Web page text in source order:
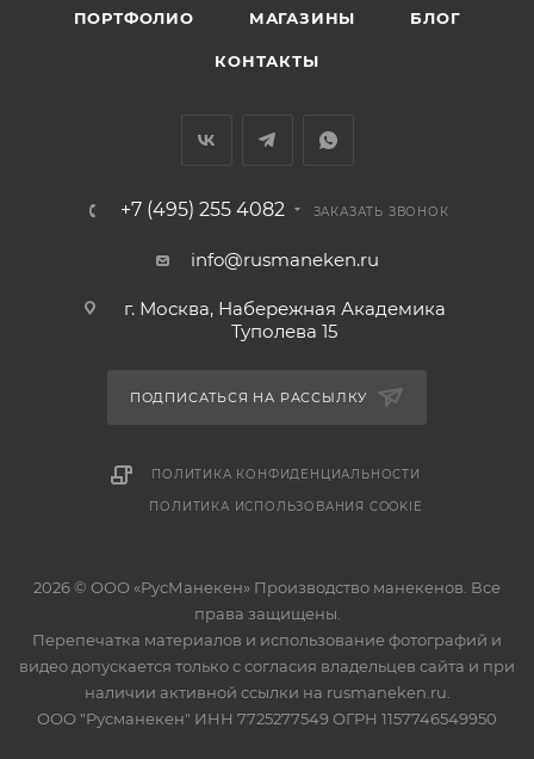
ПОРТФОЛИО МАГАЗИНЫ БЛОГ
КОНТАКТЫ
+7 (495) 255 4082 ЗАКАЗАТЬ ЗВОНОК
info@rusmaneken.ru
г. Москва, Набережная Академика
Туполева 15
ПОДПИСАТЬСЯ НА РАССЫЛКУ
ПОЛИТИКА КОНФИДЕНЦИАЛЬНОСТИ
ПОЛИТИКА ИСПОЛЬЗОВАНИЯ COOKIE
2026 © ООО «РусМанекен» Производство манекенов. Все
права защищены.
Перепечатка материалов и использование фотографий и
видео допускается только с согласия владельцев сайта и при
наличии активной ссылки на rusmaneken.ru.
ООО "Русманекен" ИНН 7725277549 ОГРН 1157746549950